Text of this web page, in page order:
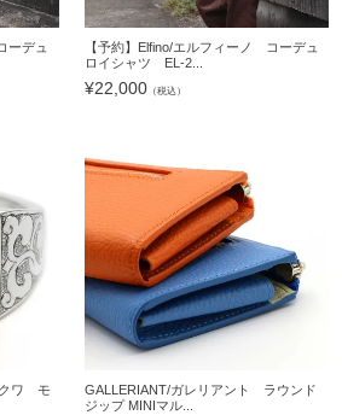
ーデュ
【予約】Elfino/エルフィーノ コーデュ
ロイシャツ EL-2...
¥22,000（税込）
クワ モ
GALLERIANT/ガレリアント ラウンド
ジップ MINIマル...